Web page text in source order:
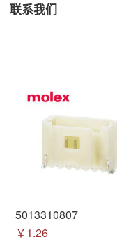
联系我们
5013310807
￥1.26